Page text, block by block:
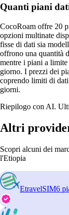
Quanti piani
CocoRoam offre 20
opzioni multinate
fisse di dati sia
offrono una quantità
mentre i piani a
giorno. I prezzi dei
coprendo limiti di
giorni.
Riepilogo con AI.
Altri
Scopri alcuni dei
l'Etiopia
EtravelSIM6